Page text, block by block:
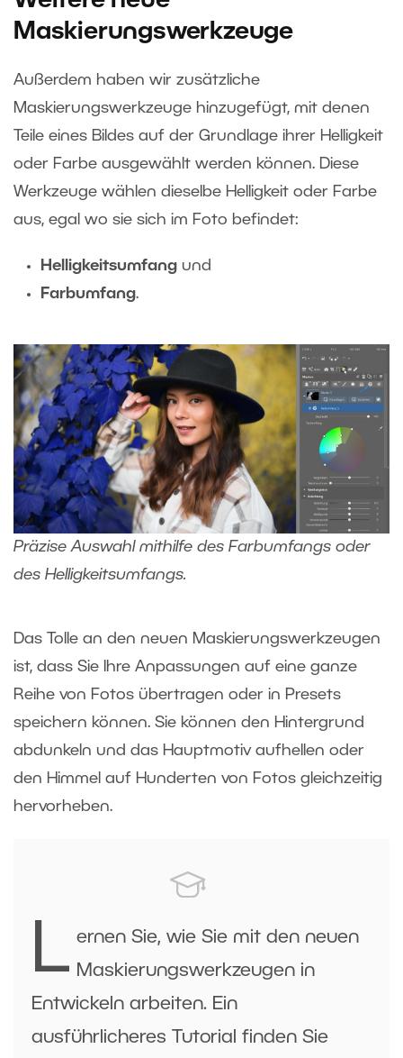
Maskierungswerkzeuge
Außerdem haben wir zusätzliche
Maskierungswerkzeuge hinzugefügt, mit denen
Teile eines Bildes auf der Grundlage ihrer Helligkeit
oder Farbe ausgewählt werden können. Diese
Werkzeuge wählen dieselbe Helligkeit oder Farbe
aus, egal wo sie sich im Foto befindet:
Helligkeitsumfang und
Farbumfang.
Präzise Auswahl mithilfe des Farbumfangs oder
des Helligkeitsumfangs.
Das Tolle an den neuen Maskierungswerkzeugen
ist, dass Sie Ihre Anpassungen auf eine ganze
Reihe von Fotos übertragen oder in Presets
speichern können. Sie können den Hintergrund
abdunkeln und das Hauptmotiv aufhellen oder
den Himmel auf Hunderten von Fotos gleichzeitig
hervorheben.
L ernen Sie, wie Sie mit den neuen
Maskierungswerkzeugen in
Entwickeln arbeiten. Ein
ausführlicheres Tutorial finden Sie